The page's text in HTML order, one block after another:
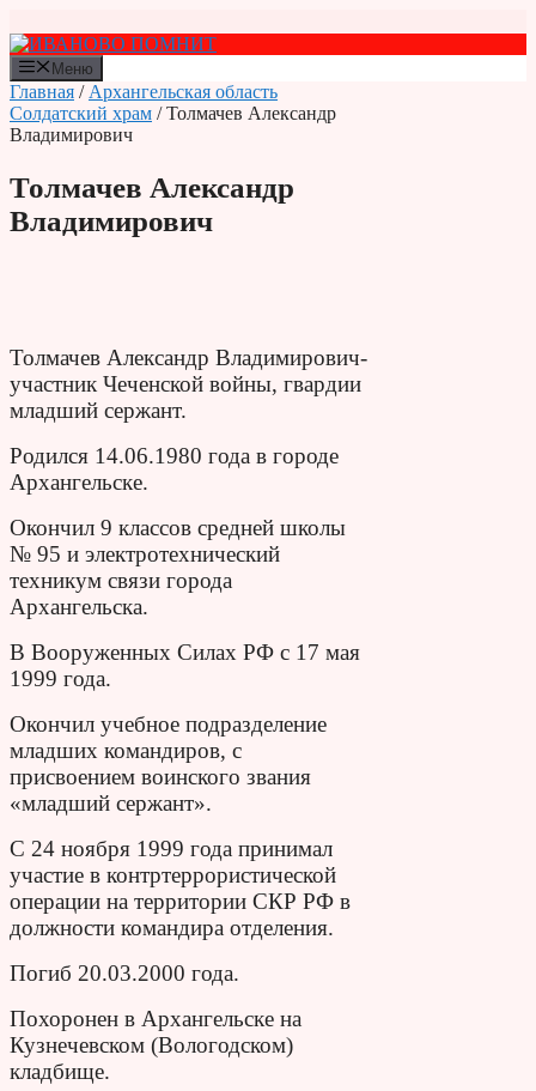
к
содержимому
Меню
Главная / Архангельская область
Солдатский храм / Толмачев Александр
Владимирович
Толмачев Александр
Владимирович
Толмачев Александр Владимирович-
участник Чеченской войны, гвардии
младший сержант.
Родился 14.06.1980 года в городе
Архангельске.
Окончил 9 классов средней школы
№ 95 и электротехнический
техникум связи города
Архангельска.
В Вооруженных Силах РФ с 17 мая
1999 года.
Окончил учебное подразделение
младших командиров, с
присвоением воинского звания
«младший сержант».
С 24 ноября 1999 года принимал
участие в контртеррористической
операции на территории СКР РФ в
должности командира отделения.
Погиб 20.03.2000 года.
Похоронен в Архангельске на
Кузнечевском (Вологодском)
кладбище.